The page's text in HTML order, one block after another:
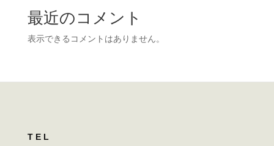
最近のコメント
表示できるコメントはありません。
TEL